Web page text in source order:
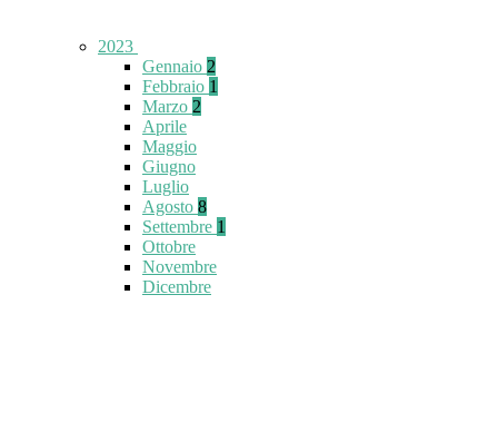
2023
Gennaio 2
Febbraio 1
Marzo 2
Aprile
Maggio
Giugno
Luglio
Agosto 8
Settembre 1
Ottobre
Novembre
Dicembre